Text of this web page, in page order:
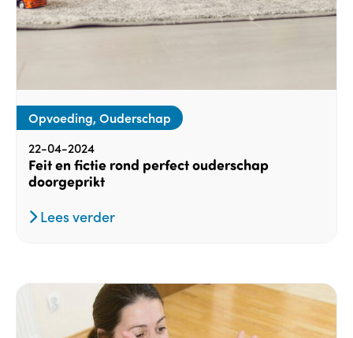
Opvoeding, Ouderschap
22-04-2024
Feit en fictie rond perfect ouderschap
doorgeprikt
Lees verder